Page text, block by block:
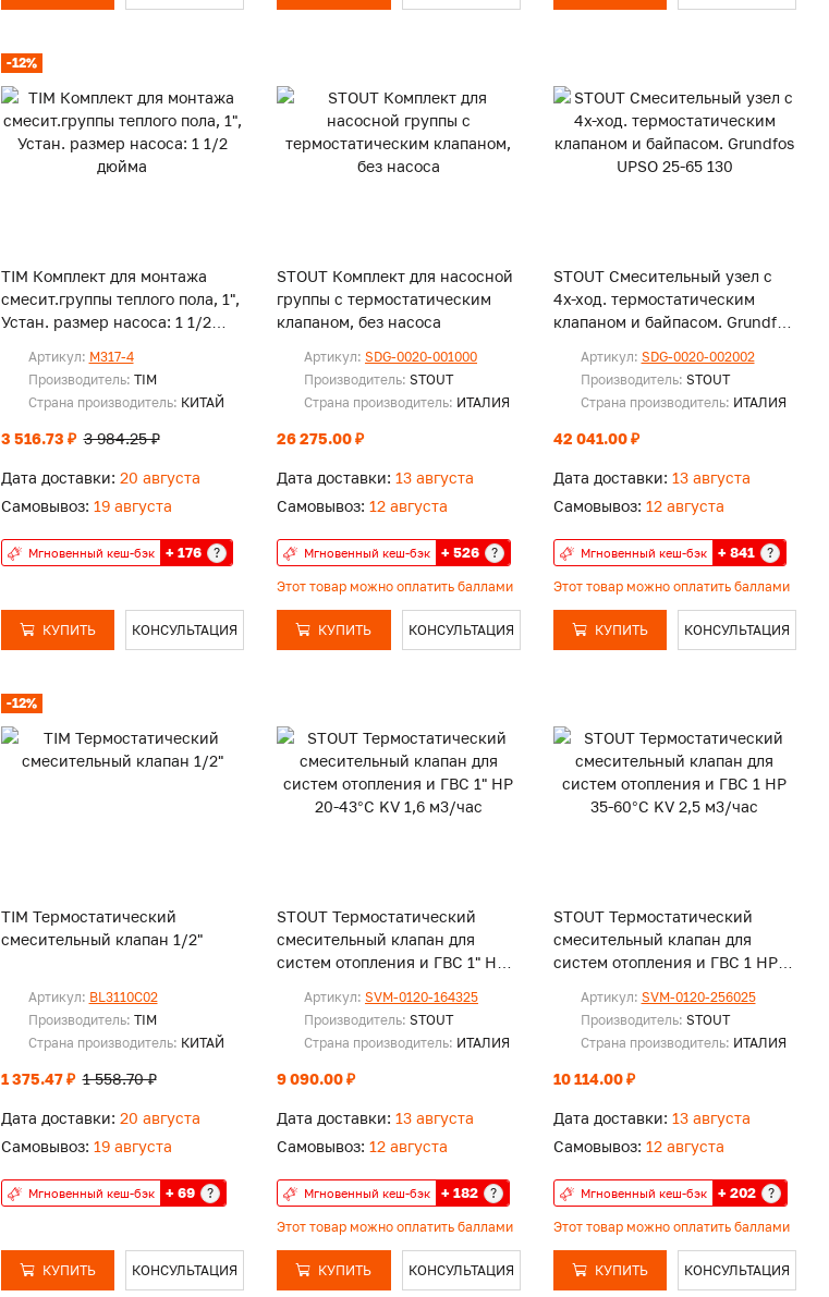
-12%
TIM Комплект для монтажа
смесит.группы теплого пола, 1",
Устан. размер насоса: 1 1/2
Артикул: M317-4
Производитель: TIM
Страна производитель: КИТАЙ
3 516.73 ₽ 3 984.25 ₽
Дата доставки: 20 августа
Самовывоз: 19 августа
Мгновенный кеш-бэк + 176 ?
КУПИТЬ КОНСУЛЬТАЦИЯ
STOUT Комплект для насосной
группы с термостатическим
клапаном, без насоса
Артикул: SDG-0020-001000
Производитель: STOUT
Страна производитель: ИТАЛИЯ
26 275.00 ₽
Дата доставки: 13 августа
Самовывоз: 12 августа
Мгновенный кеш-бэк + 526 ?
Этот товар можно оплатить баллами
КУПИТЬ КОНСУЛЬТАЦИЯ
STOUT Смесительный узел с
4х-ход. термостатическим
клапаном и байпасом. Grundfos
Артикул: SDG-0020-002002
Производитель: STOUT
Страна производитель: ИТАЛИЯ
42 041.00 ₽
Дата доставки: 13 августа
Самовывоз: 12 августа
Мгновенный кеш-бэк + 841 ?
Этот товар можно оплатить баллами
КУПИТЬ КОНСУЛЬТАЦИЯ
-12%
TIM Термостатический
смесительный клапан 1/2"
Артикул: BL3110C02
Производитель: TIM
Страна производитель: КИТАЙ
1 375.47 ₽ 1 558.70 ₽
Дата доставки: 20 августа
Самовывоз: 19 августа
Мгновенный кеш-бэк + 69 ?
КУПИТЬ КОНСУЛЬТАЦИЯ
STOUT Термостатический
смесительный клапан для
систем отопления и ГВС 1" НР
Артикул: SVM-0120-164325
Производитель: STOUT
Страна производитель: ИТАЛИЯ
9 090.00 ₽
Дата доставки: 13 августа
Самовывоз: 12 августа
Мгновенный кеш-бэк + 182 ?
Этот товар можно оплатить баллами
КУПИТЬ КОНСУЛЬТАЦИЯ
STOUT Термостатический
смесительный клапан для
систем отопления и ГВС 1 НР
Артикул: SVM-0120-256025
Производитель: STOUT
Страна производитель: ИТАЛИЯ
10 114.00 ₽
Дата доставки: 13 августа
Самовывоз: 12 августа
Мгновенный кеш-бэк + 202 ?
Этот товар можно оплатить баллами
КУПИТЬ КОНСУЛЬТАЦИЯ